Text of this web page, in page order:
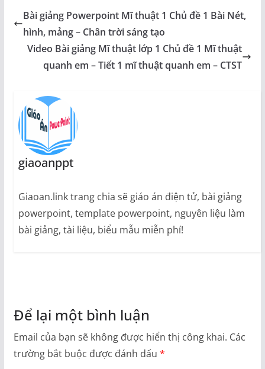
Bài giảng Powerpoint Mĩ thuật 1 Chủ đề 1 Bài Nét,
hình, mảng – Chân trời sáng tạo
Video Bài giảng Mĩ thuật lớp 1 Chủ đề 1 Mĩ thuật
quanh em – Tiết 1 mĩ thuật quanh em – CTST
giaoanppt
Giaoan.link trang chia sẽ giáo án điện tử, bài giảng
powerpoint, template powerpoint, nguyên liệu làm
bài giảng, tài liệu, biểu mẫu miễn phí!
Để lại một bình luận
Email của bạn sẽ không được hiển thị công khai. Các
trường bắt buộc được đánh dấu *